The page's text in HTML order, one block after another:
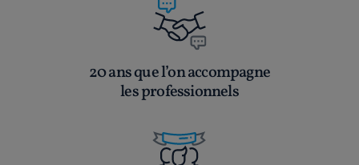
20 ans que l’on accompagne
les professionnels